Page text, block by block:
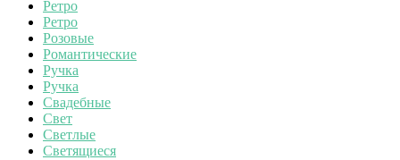
Ретро
Ретро
Розовые
Романтические
Ручка
Ручка
Свадебные
Свет
Светлые
Светящиеся